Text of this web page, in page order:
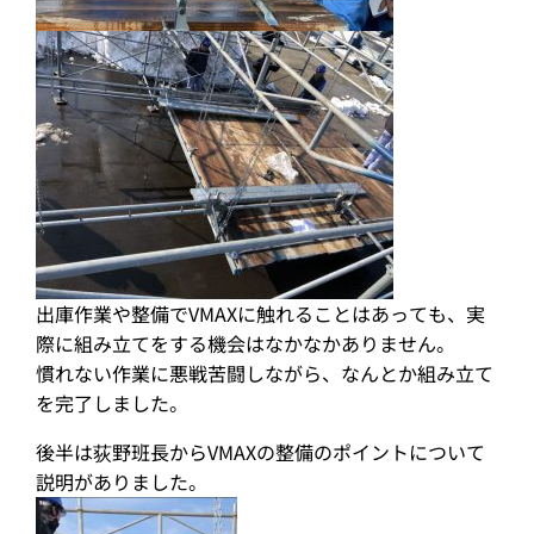
出庫作業や整備でVMAXに触れることはあっても、実
際に組み立てをする機会はなかなかありません。
慣れない作業に悪戦苦闘しながら、なんとか組み立て
を完了しました。
後半は荻野班長からVMAXの整備のポイントについて
説明がありました。